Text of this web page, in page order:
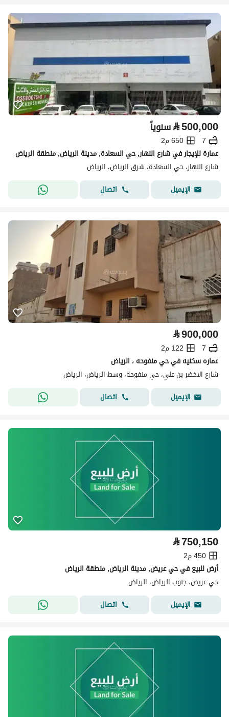
⃁500,000 سنوياً
7
650 م2
عمارة للإيجار في شارع النهار, حي السعادة, مدينة الرياض, منطقة الرياض
شارع النهار، حي السعادة، شرق الرياض، الرياض
الإيميل
اتصال
⃁900,000
7
122 م2
عماره سكنيه في حي منفوحه ، الرياض
شارع الاخضر بن علي، حي منفوحة، وسط الرياض، الرياض
الإيميل
اتصال
⃁750,150
450 م2
أرض للبيع في حي عريض, مدينة الرياض, منطقة الرياض
حي عريض، جنوب الرياض، الرياض
الإيميل
اتصال